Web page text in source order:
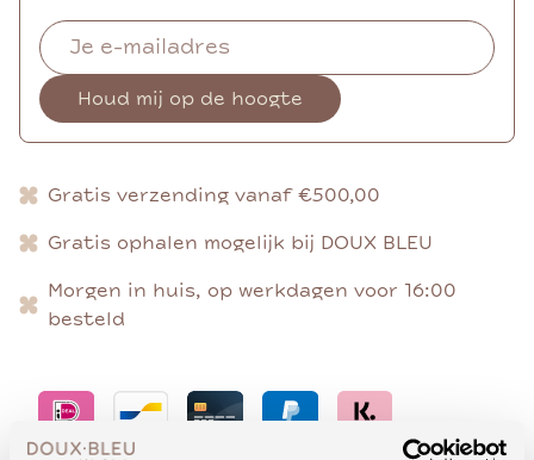
Houd mij op de hoogte
Gratis verzending vanaf €500,00
Gratis ophalen mogelijk bij DOUX BLEU
Morgen in huis, op werkdagen voor 16:00
besteld